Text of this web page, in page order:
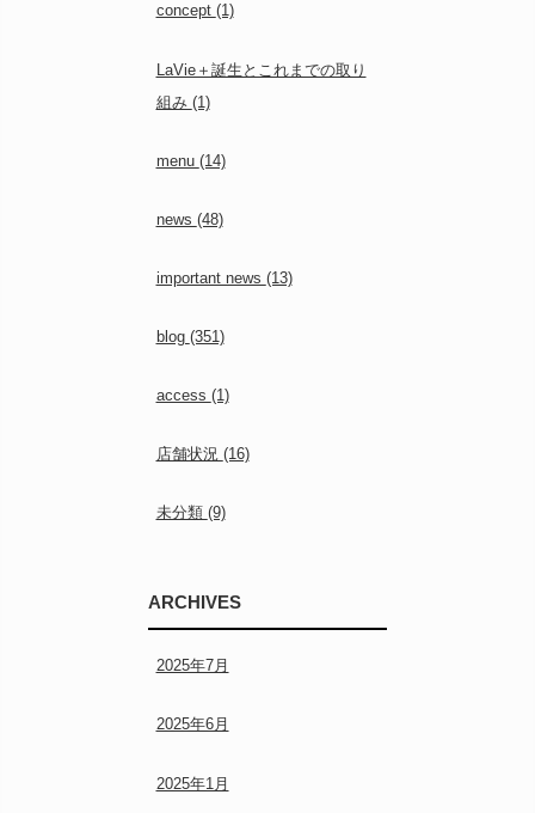
concept (1)
LaVie＋誕生とこれまでの取り
組み (1)
menu (14)
news (48)
important news (13)
blog (351)
access (1)
店舗状況 (16)
未分類 (9)
ARCHIVES
2025年7月
2025年6月
2025年1月